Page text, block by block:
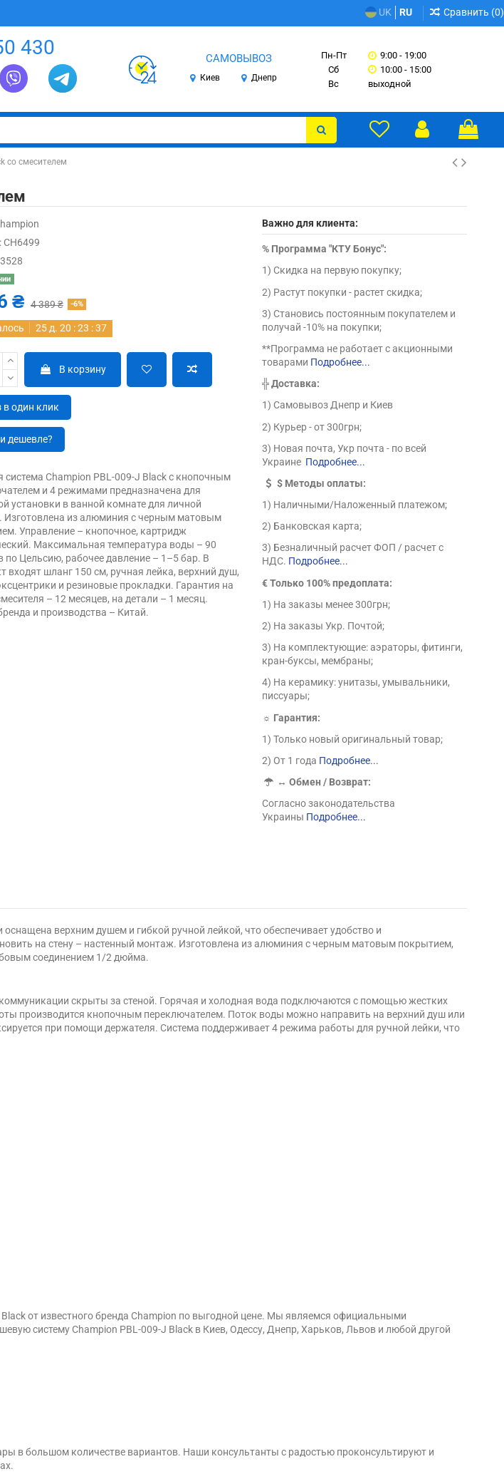
UK RU Сравнить (0)
430 САМОВЫВОЗ
Киев Днепр
Пн-Пт
Сб
Вс
9:00 - 19:00
10:00 - 15:00
выходной
со смесителем
CH6499
₴ 4 389 ₴ -6%
25д. 20 :23 :36
В корзину
в один клик
дешевле?
система Champion PBL-009-J Black с кнопочным
и 4 режимами предназначена для
установки в ванной комнате для личной
Изготовлена из алюминия с черным матовым
Управление – кнопочное, картридж
Максимальная температура воды – 90
по Цельсию, рабочее давление – 1–5 бар. В
входят шланг 150 см, ручная лейка, верхний душ,
и резиновые прокладки. Гарантия на
– 12 месяцев, на детали – 1 месяц.
и производства – Китай.
Важно для клиента:
% Программа "КТУ Бонус":
1) Скидка на первую покупку;
2) Растут покупки - растет скидка;
3) Становись постоянным покупателем и
получай -10% на покупки;
**Программа не работает с акционными
товарами Подробнее...
╬Доставка:
1) Самовывоз Днепр и Киев
2) Курьер - от 300грн;
3) Новая почта, Укр почта - по всей
Украине Подробнее...
$ Методы оплаты:
1) Наличными/Наложенный платежом;
2) Банковская карта;
3) Безналичный расчет ФОП / расчет с
НДС. Подробнее...
€ Только 100% предоплата:
1) На заказы менее 300грн;
2) На заказы Укр. Почтой;
3) На комплектующие: аэраторы, фитинги,
кран-буксы, мембраны;
4) На керамику: унитазы, умывальники,
писсуары;
☼ Гарантия:
1) Только новый оригинальный товар;
2) От 1 года Подробнее...
↔Обмен / Возврат:
Согласно законодательства
Украины Подробнее...
верхним душем и гибкой ручной лейкой, что обеспечивает удобство и
на стену – настенный монтаж. Изготовлена из алюминия с черным матовым покрытием,
соединением 1/2 дюйма.
скрыты за стеной. Горячая и холодная вода подключаются с помощью жестких
производится кнопочным переключателем. Поток воды можно направить на верхний душ или
при помощи держателя. Система поддерживает 4 режима работы для ручной лейки, что
от известного бренда Champion по выгодной цене. Мы являемся официальными
систему Champion PBL-009-J Black в Киев, Одессу, Днепр, Харьков, Львов и любой другой
в большом количестве вариантов. Наши консультанты с радостью проконсультируют и